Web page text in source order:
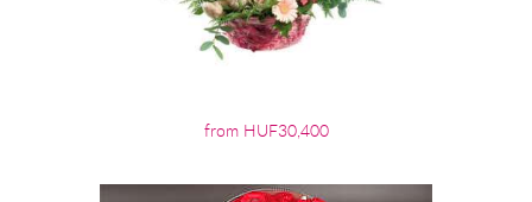
from HUF30,400